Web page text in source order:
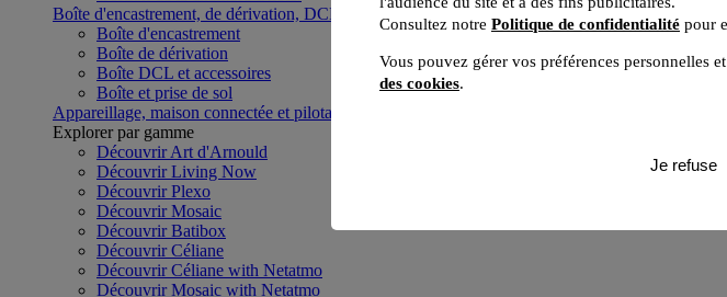
Boîte d'encastrement, de dérivation, DCL et boîte de sol
Boîte d'encastrement
Boîte de dérivation
Boîte DCL et accessoires
Boîte et prise de sol
Appareillage, maison connectée et pilotage du bâtiment
Explorer par gamme
Découvrir Art d'Arnould
Découvrir Living Now
Découvrir Plexo
Découvrir Mosaic
Découvrir Batibox
Découvrir Céliane
Découvrir Céliane with Netatmo
Découvrir Mosaic with Netatmo
Consultez notre Politique de confidentialité pour
Vous pouvez gérer vos préférences personnelles et
des cookies.
Je refuse